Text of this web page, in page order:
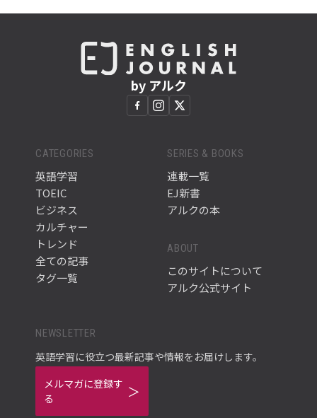
by アルク
CATEGORIES
英語学習
TOEIC
ビジネス
カルチャー
トレンド
全ての記事
タグ一覧
SERIES & BOOKS
連載一覧
EJ新書
アルクの本
ABOUT
このサイトについて
アルク公式サイト
NEWSLETTER
英語学習に役立つ最新記事や情報をお届けします。
メルマガに登録す
る